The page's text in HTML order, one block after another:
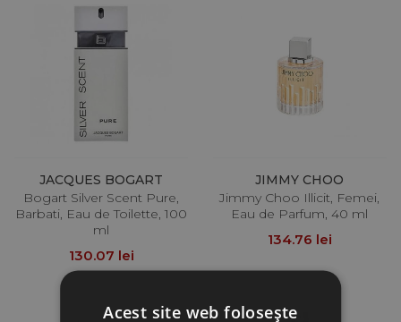
JACQUES BOGART
Bogart Silver Scent Pure,
Barbati, Eau de Toilette, 100
ml
130.07 lei
JIMMY CHOO
Jimmy Choo Illicit, Femei,
Eau de Parfum, 40 ml
134.76 lei
Acest site web folosește